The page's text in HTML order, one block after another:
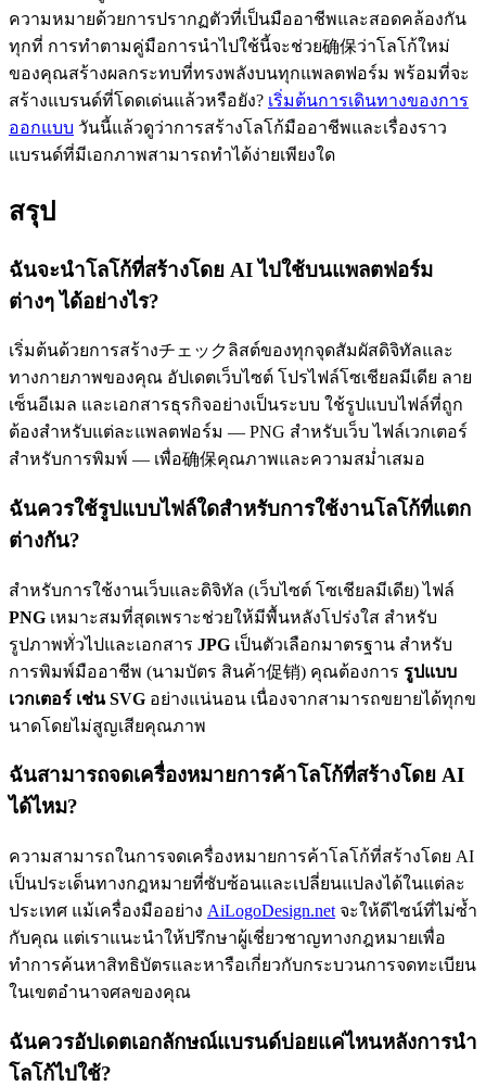
ความหมายด้วยการปรากฏตัวที่เป็นมืออาชีพและสอดคล้องกัน
ทุกที่ การทำตามคู่มือการนำไปใช้นี้จะช่วย确保ว่าโลโก้ใหม่
ของคุณสร้างผลกระทบที่ทรงพลังบนทุกแพลตฟอร์ม พร้อมที่จะ
สร้างแบรนด์ที่โดดเด่นแล้วหรือยัง? เริ่มต้นการเดินทางของการ
ออกแบบ วันนี้แล้วดูว่าการสร้างโลโก้มืออาชีพและเรื่องราว
แบรนด์ที่มีเอกภาพสามารถทำได้ง่ายเพียงใด
สรุป
ฉันจะนำโลโก้ที่สร้างโดย AI ไปใช้บนแพลตฟอร์ม
ต่างๆ ได้อย่างไร?
เริ่มต้นด้วยการสร้างチェックลิสต์ของทุกจุดสัมผัสดิจิทัลและ
ทางกายภาพของคุณ อัปเดตเว็บไซต์ โปรไฟล์โซเชียลมีเดีย ลาย
เซ็นอีเมล และเอกสารธุรกิจอย่างเป็นระบบ ใช้รูปแบบไฟล์ที่ถูก
ต้องสำหรับแต่ละแพลตฟอร์ม — PNG สำหรับเว็บ ไฟล์เวกเตอร์
สำหรับการพิมพ์ — เพื่อ确保คุณภาพและความสม่ำเสมอ
ฉันควรใช้รูปแบบไฟล์ใดสำหรับการใช้งานโลโก้ที่แตก
ต่างกัน?
สำหรับการใช้งานเว็บและดิจิทัล (เว็บไซต์ โซเชียลมีเดีย) ไฟล์
PNG เหมาะสมที่สุดเพราะช่วยให้มีพื้นหลังโปร่งใส สำหรับ
รูปภาพทั่วไปและเอกสาร JPG เป็นตัวเลือกมาตรฐาน สำหรับ
การพิมพ์มืออาชีพ (นามบัตร สินค้า促销) คุณต้องการ รูปแบบ
เวกเตอร์ เช่น SVG อย่างแน่นอน เนื่องจากสามารถขยายได้ทุกข
นาดโดยไม่สูญเสียคุณภาพ
ฉันสามารถจดเครื่องหมายการค้าโลโก้ที่สร้างโดย AI
ได้ไหม?
ความสามารถในการจดเครื่องหมายการค้าโลโก้ที่สร้างโดย AI
เป็นประเด็นทางกฎหมายที่ซับซ้อนและเปลี่ยนแปลงได้ในแต่ละ
ประเทศ แม้เครื่องมืออย่าง AiLogoDesign.net จะให้ดีไซน์ที่ไม่ซ้ำ
กับคุณ แต่เราแนะนำให้ปรึกษาผู้เชี่ยวชาญทางกฎหมายเพื่อ
ทำการค้นหาสิทธิบัตรและหารือเกี่ยวกับกระบวนการจดทะเบียน
ในเขตอำนาจศลของคุณ
ฉันควรอัปเดตเอกลักษณ์แบรนด์บ่อยแค่ไหนหลังการนำ
โลโก้ไปใช้?